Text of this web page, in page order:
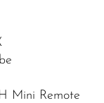
Mini Remote